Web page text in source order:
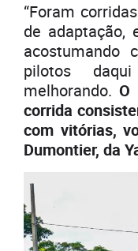
“Foram
de
pilotos
melhorando.O
corrida
com vitórias,
Dumontier, da